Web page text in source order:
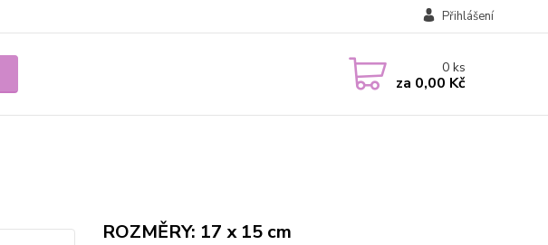
Přihlášení
0ks
za 0,00 Kč
ROZMĚRY: 17 x 15 cm